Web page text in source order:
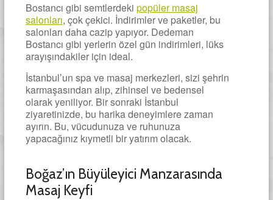
Bostancı gibi semtlerdeki popüler masaj
salonları, çok çekici. İndirimler ve paketler, bu
salonları daha cazip yapıyor. Dedeman
Bostancı gibi yerlerin özel gün indirimleri, lüks
arayışındakiler için ideal.
İstanbul’un spa ve masaj merkezleri, sizi şehrin
karmaşasından alıp, zihinsel ve bedensel
olarak yeniliyor. Bir sonraki İstanbul
ziyaretinizde, bu harika deneyimlere zaman
ayırın. Bu, vücudunuza ve ruhunuza
yapacağınız kıymetli bir yatırım olacak.
Boğaz’ın Büyüleyici Manzarasında
Masaj Keyfi